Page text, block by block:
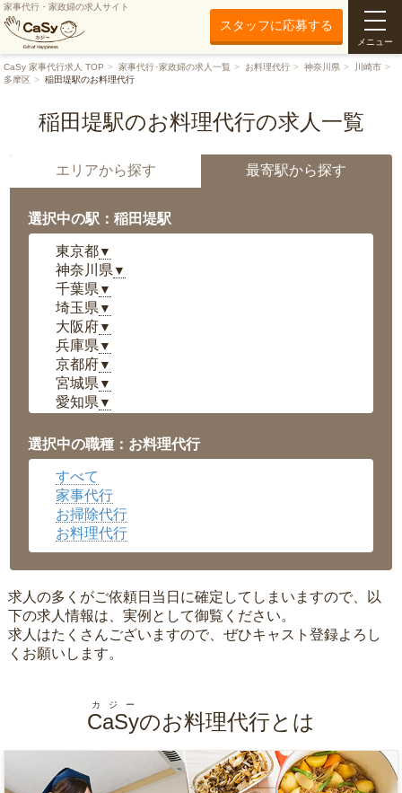
家事代行・家政婦の求人サイト
スタッフに応募する
メニュー
CaSy 家事代行求人 TOP 家事代行･家政婦の求人一覧 お料理代行 神奈川県
川崎市
多摩区
稲田堤駅のお料理代行
稲田堤駅のお料理代行の求人一覧
エリアから探す 最寄駅から探す
選択中の駅：稲田堤駅
東京都▼
神奈川県 ▼
千葉県 ▼
埼玉県 ▼
大阪府▼
兵庫県 ▼
京都府▼
宮城県 ▼
愛知県 ▼
岡山県▼
広島県▼
沖縄県
選択中の職種：お料理代行
すべて
家事代行
お掃除代行
お料理代行
求人の多くがご依頼日当日に確定してしまいますので、以
下の求人情報は、実例として御覧ください。
求人はたくさんございますので、ぜひキャスト登録よろし
くお願いします。
CaSy
カジー
のお料理代行とは